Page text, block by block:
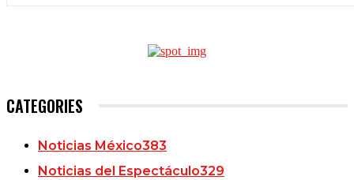
CATEGORIES
Noticias México383
Noticias del Espectáculo329